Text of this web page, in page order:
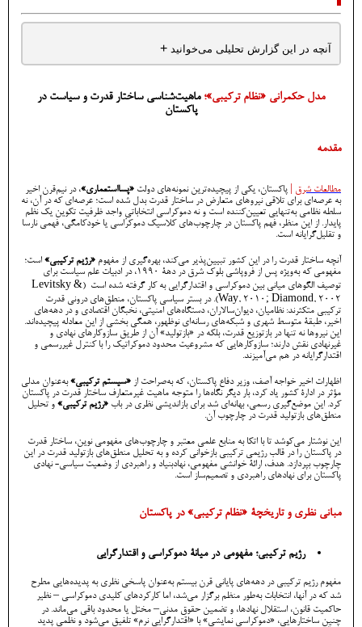
آنچه در این گزارش تحلیلی می‌خوانید +
مدل حکمرانی «نظام ترکیبی»؛ ماهیت‌شناسی ساختار قدرت و سیاست در
پاکستان
مقدمه
مطالعات شرق پاکستان، یکی از پیچیده‌ترین نمونه‌های دولت‌ «پسااستعماری»، در نیم‌قرن اخیر
به عرصه‌ای برای تلاقی نیروهای متعارض در ساختار قدرت بدل شده است؛ عرصه‌ای که در آن، نه
سلطه‌ نظامی به‌تنهایی تعیین‌کننده‌ است و نه دموکراسی انتخاباتیِ واجد ظرفیت تکوین یک نظم
پایدار. از این منظر، فهم پاکستان در چارچوب‌های کلاسیک دموکراسی یا خودکامگی، فهمی نارسا
و تقلیل‌گرایانه است.
آنچه ساختار قدرت را در این کشور تبیین‌پذیر می‌کند، بهره‌گیری از مفهوم «رژیم ترکیبی» است؛
مفهومی که به‌ویژه پس از فروپاشی بلوک شرق در دهۀ ۱۹۹۰، در ادبیات علم سیاست برای
توصیف الگوهای میانی بین دموکراسی و اقتدارگرایی به کار گرفته شده است (Levitsky &
Way, 2010; Diamond, 2002). در بستر سیاسی پاکستان، منطق‌های درونی قدرت
ترکیبی متکثرند: نظامیان، دیوان‌سالاران، دستگاه‌های امنیتی، نخبگان اقتصادی و در دهه‌های
اخیر، طبقۀ متوسط شهری و شبکه‌های رسانه‌ای نوظهور، همگی بخشی از این معادله پیچیده‌اند.
این نیروها نه تنها در بازتوزیع قدرت، بلکه در «بازتولید» آن از طریق سازوکارهای نهادی و
غیرنهادی نقش دارند؛ سازوکارهایی که مشروعیت محدود دموکراتیک را با کنترل غیررسمی و
اقتدارگرایانه در هم می‌آمیزند.
اظهارات اخیر خواجه آصف، وزیر دفاع پاکستان، که به‌صراحت از «سیستم ترکیبی»به‌عنوان مدلی
مؤثر در ادارۀ کشور یاد کرد، بار دیگر نگاه‌ها را متوجه ماهیت غیرمتعارف ساختار قدرت در پاکستان
کرد. این موضع‌گیری رسمی، بهانه‌ای شد برای بازاندیشی نظری در باب «رژیم ترکیبی» و تحلیل
منطق‌های بازتولید قدرت در چارچوب آن.
این نوشتار می‌کوشد تا با اتکا به منابع علمی معتبر و چارچوب‌های مفهومی نوین، ساختار قدرت
در پاکستان را در قالب رژیمی ترکیبی بازخوانی کرده و به تحلیل منطق‌های بازتولید قدرت در این
چارچوب بپردازد. هدف، ارائۀ خوانشی مفهومی، نهادبنیاد و راهبردی از وضعیت سیاسی- نهادی
پاکستان برای نهادهای راهبردی و تصمیم‌ساز است.
مبانی نظری و تاریخچۀ «نظام ترکیبی» در پاکستان
رژیم ترکیبی؛ مفهومی در میانۀ دموکراسی و اقتدارگرایی
مفهوم رژیم ترکیبی در دهه‌های پایانی قرن بیستم به‌عنوان پاسخی نظری به پدیده‌هایی مطرح
شد که در آنها، انتخابات به‌طور منظم برگزار می‌شد، اما کارکردهای کلیدی دموکراسی – نظیر
حاکمیت قانون، استقلال نهادها، و تضمین حقوق مدنی– مختل یا محدود باقی می‌ماند. در
چنین ساختارهایی، «دموکراسی نمایشی» با «اقتدارگرایی نرم» تلفیق می‌شود و نظمی پدید